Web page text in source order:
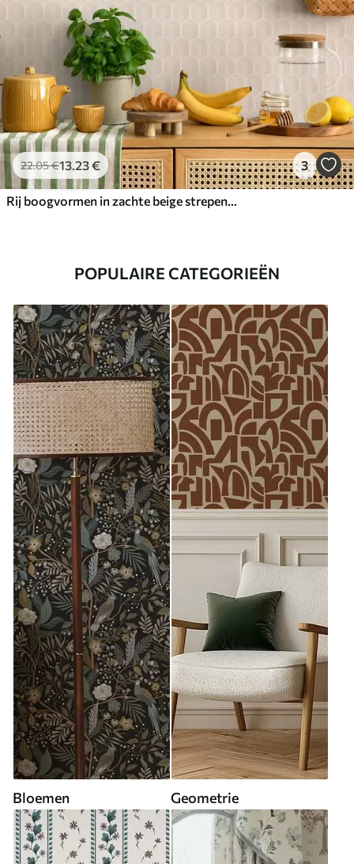
22.05€13.23€ 3
Rij boogvormen in zachte beige strepen, retro sfeer
POPULAIRE CATEGORIEËN
Bloemen Geometrie